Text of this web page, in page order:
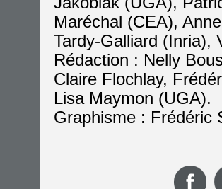
Maréchal (CEA),
Tardy-Galliard (Inria),
Rédaction : Nelly
Claire Flochlay,
Lisa Maymon (UGA).
Graphisme : Frédéric